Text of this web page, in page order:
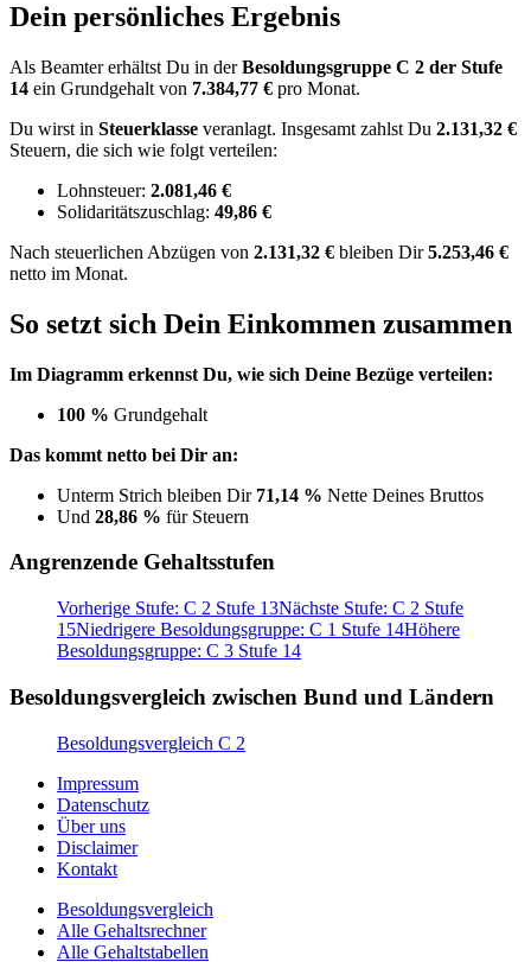
Dein persönliches Ergebnis
Als Beamter erhältst Du in derBesoldungsgruppe C 2 der Stufe
14 ein Grundgehalt von 7.384,77 € pro Monat.
Du wirst in Steuerklasse veranlagt. Insgesamt zahlst Du 2.131,32 €
Steuern, die sich wie folgt verteilen:
Lohnsteuer: 2.081,46 €
Solidaritätszuschlag: 49,86 €
Nach steuerlichen Abzügen von 2.131,32 € bleiben Dir5.253,46 €
netto im Monat.
So setzt sich Dein Einkommen zusammen
Im Diagramm erkennst Du, wie sich Deine Bezüge verteilen:
100 % Grundgehalt
Das kommt netto bei Dir an:
Unterm Strich bleiben Dir 71,14 % Nette Deines Bruttos
Und 28,86 % für Steuern
Angrenzende Gehaltsstufen
Vorherige Stufe: C 2 Stufe 13Nächste Stufe: C 2 Stufe
15Niedrigere Besoldungsgruppe: C 1 Stufe 14Höhere
Besoldungsgruppe: C 3 Stufe 14
Besoldungsvergleich zwischen Bund und Ländern
Besoldungsvergleich C 2
Impressum
Datenschutz
Über uns
Disclaimer
Kontakt
Besoldungsvergleich
Alle Gehaltsrechner
Alle Gehaltstabellen